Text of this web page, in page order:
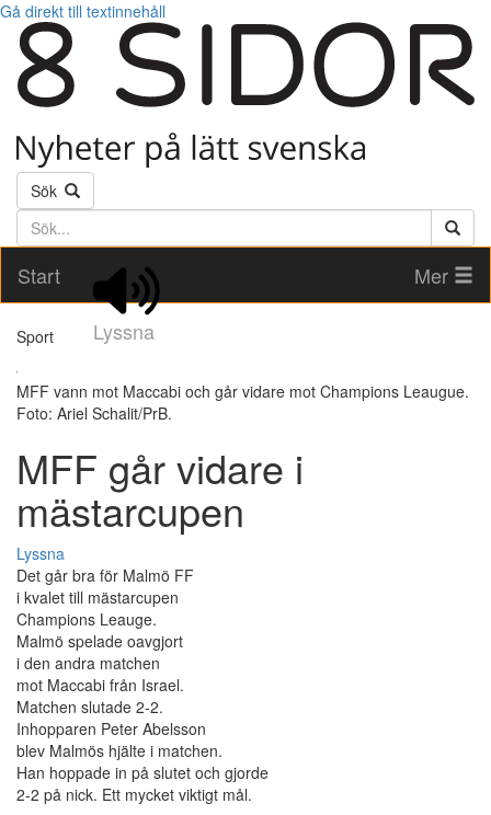
Gå direkt till textinnehåll
Sök
Söktext
Start
Lyssna
Mer
Sport
MFF vann mot Maccabi och går vidare mot Champions Leaugue.
Foto: Ariel Schalit/PrB.
MFF går vidare i
mästarcupen
Lyssna
Det går bra för Malmö FF
i kvalet till mästarcupen
Champions Leauge.
Malmö spelade oavgjort
i den andra matchen
mot Maccabi från Israel.
Matchen slutade 2-2.
Inhopparen Peter Abelsson
blev Malmös hjälte i matchen.
Han hoppade in på slutet och gjorde
2-2 på nick. Ett mycket viktigt mål.